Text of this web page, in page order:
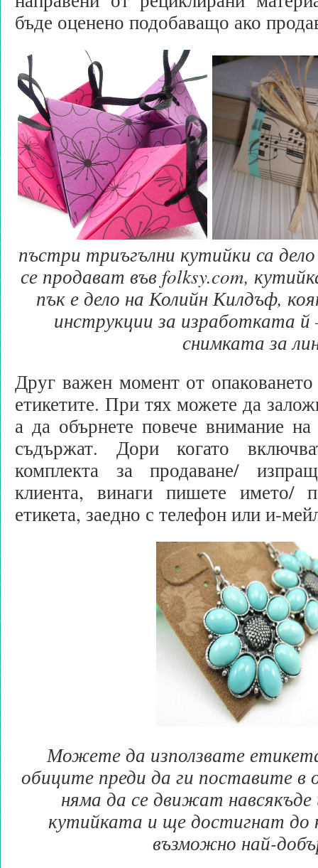
бъде оценено подобаващо ако
пъстри триъгълни кутийки са
се продават във folksy.com,
пък е дело на Колийн Килдъф,
инструкции за изработката й
снимката за
Друг важен момент от
етикетите. При тях можете да
а да обърнете повече внимание
съдържат. Дори когато
комплекта за продаване/
клиента, винаги пишете името/
етикета, заедно с телефон или и-
Можете да използвате
обиците преди да ги поставите в
няма да се движат
кутийката и ще достигнат до
възможно най-